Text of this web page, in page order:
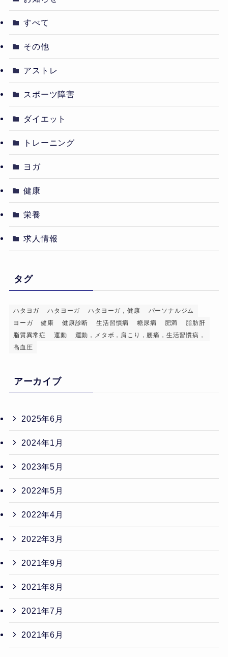
すべて
その他
アストレ
スポーツ障害
ダイエット
トレーニング
ヨガ
健康
栄養
求人情報
タグ
ハタヨガ ハタヨーガ ハタヨーガ，健康
パーソナルジム
ヨーガ
健康 健康診断 生活習慣病 糖尿病 肥満
脂肪肝
脂質異常症
運動
運動，メタボ，肩こり，腰痛，生活習慣病，
高血圧
アーカイブ
2025年6月
2024年1月
2023年5月
2022年5月
2022年4月
2022年3月
2021年9月
2021年8月
2021年7月
2021年6月